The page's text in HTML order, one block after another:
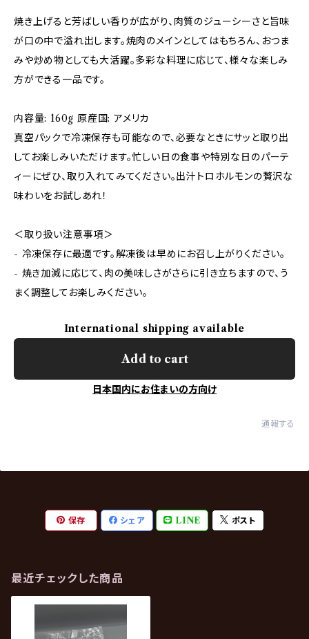
焼き上げると芳ばしい香りが広がり、肉質のジューシーさと旨味
が口の中で溢れ出します。焼肉のメインとしてはもちろん、おつま
みや炒め物としても大活躍。多彩な料理に応じて、様々な楽しみ
方ができる一品です。
内容量: 160g 原産国: アメリカ
真空パックで冷凍保存も可能なので、必要なときにサッと取り出
してお楽しみいただけます。忙しい日の食事や特別な日のパーテ
ィーにぜひ、取り入れてみてください。出汁トロホルモンの贅沢な
味わいをお試しあれ！
＜取り扱い注意事項＞
- 冷凍保存に最適です。解凍後は早めにお召し上がりください。
- 焼き加減に応じて、肉の美味しさがさらに引き立ちますので、う
まく調整してお楽しみください。
International shipping available
Add to cart
日本国内にお住まいの方向け
通報する
保存 シェア LINE ポスト
最近チェックした商品